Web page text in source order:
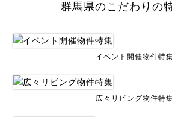
群馬県のこだわりの
イベント開催物件特
広々リビング物件特